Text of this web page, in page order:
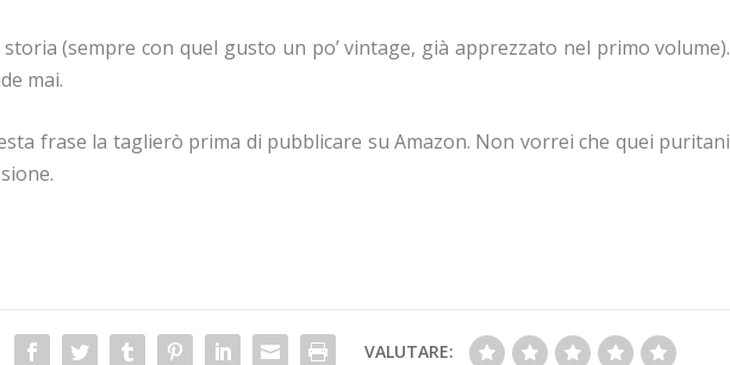
(sempre con quel gusto un po’ vintage, già apprezzato nel primo volume).
mai.
frase la taglierò prima di pubblicare su Amazon. Non vorrei che quei puritani
VALUTARE: